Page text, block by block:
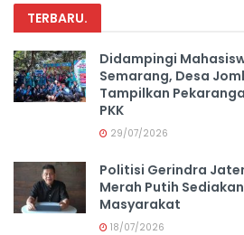
TERBARU.
Didampingi
Semarang, Desa
Tampilkan
PKK
29/07/2026
Politisi Gerindra
Merah Putih
Masyarakat
18/07/2026